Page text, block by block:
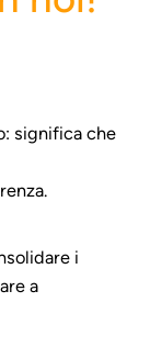
significa che
i
a